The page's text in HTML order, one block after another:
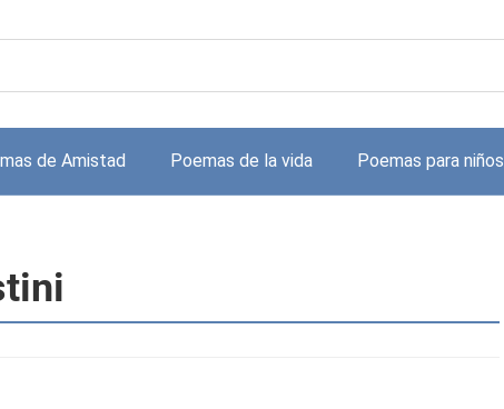
de Amistad Poemas de la vida Poemas para niños